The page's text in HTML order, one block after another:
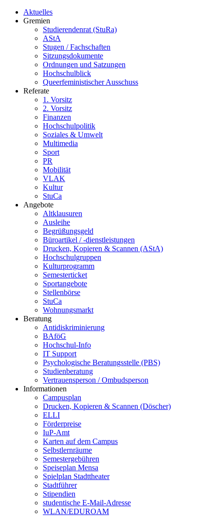
Aktuelles
Gremien
Studierendenrat (StuRa)
AStA
Stugen / Fachschaften
Sitzungsdokumente
Ordnungen und Satzungen
Hochschulblick
Queerfeministischer Ausschuss
Referate
1. Vorsitz
2. Vorsitz
Finanzen
Hochschulpolitik
Soziales & Umwelt
Multimedia
Sport
PR
Mobilität
VLAK
Kultur
StuCa
Angebote
Altklausuren
Ausleihe
Begrüßungsgeld
Büroartikel / -dienstleistungen
Drucken, Kopieren & Scannen (AStA)
Hochschulgruppen
Kulturprogramm
Semesterticket
Sportangebote
Stellenbörse
StuCa
Wohnungsmarkt
Beratung
Antidiskriminierung
BAföG
Hochschul-Info
IT Support
Psychologische Beratungsstelle (PBS)
Studienberatung
Vertrauensperson / Ombudsperson
Informationen
Campusplan
Drucken, Kopieren & Scannen (Döscher)
ELLI
Förderpreise
IuP-Amt
Karten auf dem Campus
Selbstlernräume
Semestergebühren
Speiseplan Mensa
Spielplan Stadttheater
Stadtführer
Stipendien
studentische E-Mail-Adresse
WLAN/EDUROAM